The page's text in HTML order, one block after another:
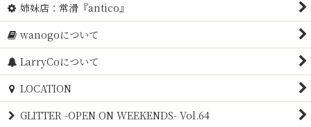
姉妹店：常滑『antico』
wanogoについて
LarryCoについて
LOCATION
GLITTER -OPEN ON WEEKENDS- Vol.64